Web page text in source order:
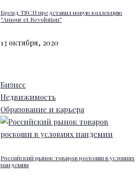
Бренд TSCH представил новую коллекцию
“Amour et Revolution”
13 октября, 2020
Бизнес
Недвижимость
Образование и карьера
Российский рынок товаров роскоши в условиях
пандемии